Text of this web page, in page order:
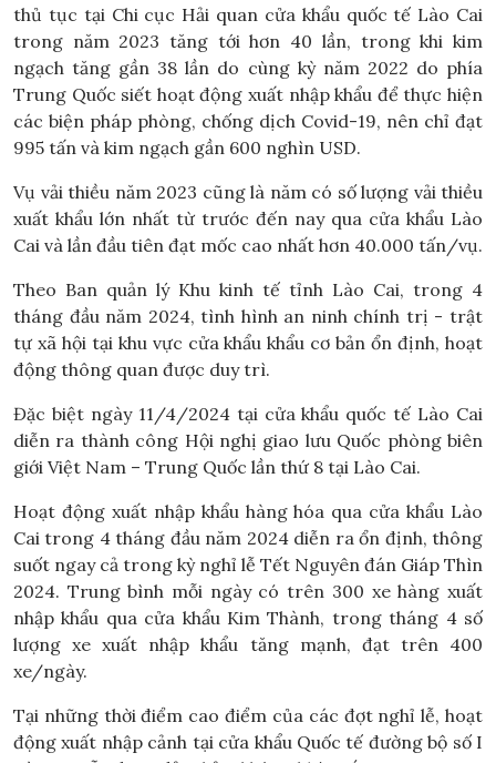
thủ tục tại Chi cục Hải quan cửa khẩu quốc tế Lào Cai
trong năm 2023 tăng tới hơn 40 lần, trong khi kim
ngạch tăng gần 38 lần do cùng kỳ năm 2022 do phía
Trung Quốc siết hoạt động xuất nhập khẩu để thực hiện
các biện pháp phòng, chống dịch Covid-19, nên chỉ đạt
995 tấn và kim ngạch gần 600 nghìn USD.
Vụ vải thiều năm 2023 cũng là năm có số lượng vải thiều
xuất khẩu lớn nhất từ trước đến nay qua cửa khẩu Lào
Cai và lần đầu tiên đạt mốc cao nhất hơn 40.000 tấn/vụ.
Theo Ban quản lý Khu kinh tế tỉnh Lào Cai, trong 4
tháng đầu năm 2024, tình hình an ninh chính trị - trật
tự xã hội tại khu vực cửa khẩu khẩu cơ bản ổn định, hoạt
động thông quan được duy trì.
Đặc biệt ngày 11/4/2024 tại cửa khẩu quốc tế Lào Cai
diễn ra thành công Hội nghị giao lưu Quốc phòng biên
giới Việt Nam – Trung Quốc lần thứ 8 tại Lào Cai.
Hoạt động xuất nhập khẩu hàng hóa qua cửa khẩu Lào
Cai trong 4 tháng đầu năm 2024 diễn ra ổn định, thông
suốt ngay cả trong kỳ nghỉ lễ Tết Nguyên đán Giáp Thìn
2024. Trung bình mỗi ngày có trên 300 xe hàng xuất
nhập khẩu qua cửa khẩu Kim Thành, trong tháng 4 số
lượng xe xuất nhập khẩu tăng mạnh, đạt trên 400
xe/ngày.
Tại những thời điểm cao điểm của các đợt nghỉ lễ, hoạt
động xuất nhập cảnh tại cửa khẩu Quốc tế đường bộ số I